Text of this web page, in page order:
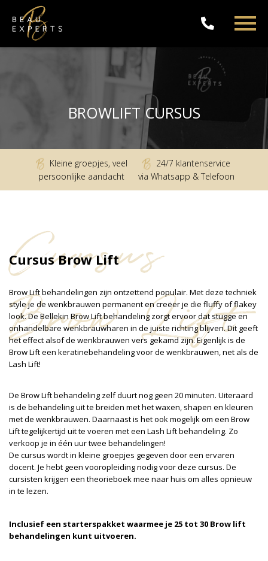
BROWLIFT CURSUS
Kleine groepjes, veel
persoonlijke aandacht
24/7 klantenservice
via Whatsapp & Telefoon
Cursus
Brow Lift
Cursus Brow Lift
Brow Lift behandelingen zijn ontzettend populair. Met deze techniek
style je de wenkbrauwen permanent en creëer je die fluffy of flakey
look. De Bellekin Brow Lift behandeling zorgt ervoor dat stugge en
onhandelbare wenkbrauwharen in de juiste richting blijven. Dit geeft
het effect alsof de wenkbrauwen vers gekamd zijn. Eigenlijk is de
Brow Lift een keratinebehandeling voor de wenkbrauwen, net als de
Lash Lift!
De Brow Lift behandeling zelf duurt nog geen 20 minuten. Uiteraard
is de behandeling uit te breiden met het waxen, shapen en kleuren
met de wenkbrauwen. Daarnaast is het ook mogelijk om een Brow
Lift tegelijkertijd uit te voeren met een Lash Lift behandeling. Zo
verkoop je in één uur twee behandelingen!
De cursus wordt in kleine groepjes gegeven door een ervaren
docent. Je hebt geen vooropleiding nodig voor deze cursus. De
cursisten krijgen een theorieboek mee naar huis om alles opnieuw
in te lezen.
Inclusief een starterspakket waarmee je 25 tot 30 Brow lift
behandelingen kunt uitvoeren.